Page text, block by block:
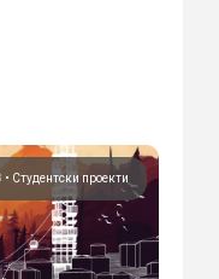
• Студентски проекти